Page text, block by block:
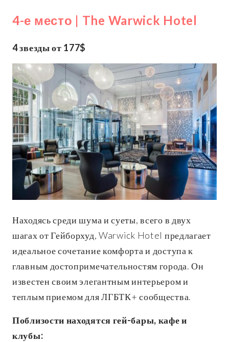
4-е место | The Warwick Hotel
4 звезды от 177$
Находясь среди шума и суеты, всего в двух
шагах от Гейборхуд, Warwick Hotel предлагает
идеальное сочетание комфорта и доступа к
главным достопримечательностям города. Он
известен своим элегантным интерьером и
теплым приемом для ЛГБТК+ сообщества.
Поблизости находятся гей-бары, кафе и
клубы: